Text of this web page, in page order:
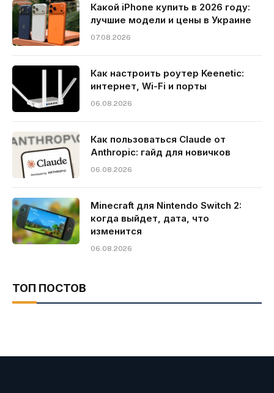
Какой iPhone купить в 2026 году:
лучшие модели и цены в Украине
07.08.2026
Как настроить роутер Keenetic:
интернет, Wi-Fi и порты
06.08.2026
Как пользоваться Claude от
Anthropic: гайд для новичков
06.08.2026
Minecraft для Nintendo Switch 2:
когда выйдет, дата, что
изменится
06.08.2026
ТОП ПОСТОВ